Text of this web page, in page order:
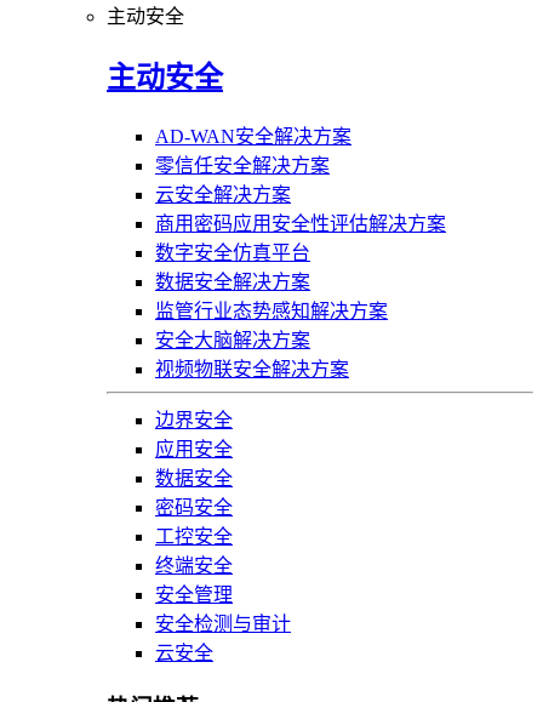
主动安全
主动安全
AD-WAN安全解决方案
零信任安全解决方案
云安全解决方案
商用密码应用安全性评估解决方案
数字安全仿真平台
数据安全解决方案
监管行业态势感知解决方案
安全大脑解决方案
视频物联安全解决方案
边界安全
应用安全
数据安全
密码安全
工控安全
终端安全
安全管理
安全检测与审计
云安全